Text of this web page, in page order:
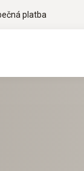
platba